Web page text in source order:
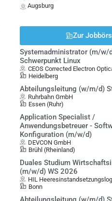
Augsburg
Zur
Systemadministrator (m/w/
Schwerpunkt Linux
CEOS Corrected Electron
Heidelberg
Abteilungsleitung (w/m/d)
Ruhrbahn GmbH
Essen (Ruhr)
Application Specialist /
Anwendungsbetreuer -
Konfiguration (m/w/d)
DEVCON GmbH
Brühl (Rheinland)
Duales Studium
(m/w/d) WS 2026
HIL
Bonn